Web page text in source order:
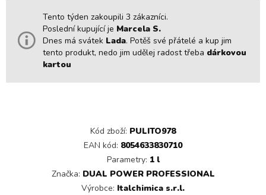
Tento týden zakoupili 3 zákazníci.
Poslední kupující je Marcela S.
Dnes má svátek Lada. Potěš své přátelé a kup jim
tento produkt, nedo jim udělej radost třeba dárkovou
kartou
Kód zboží: PULITO978
EAN kód: 8054633830710
Parametry: 1 l
Značka: DUAL POWER PROFESSIONAL
Výrobce: Italchimica s.r.l.